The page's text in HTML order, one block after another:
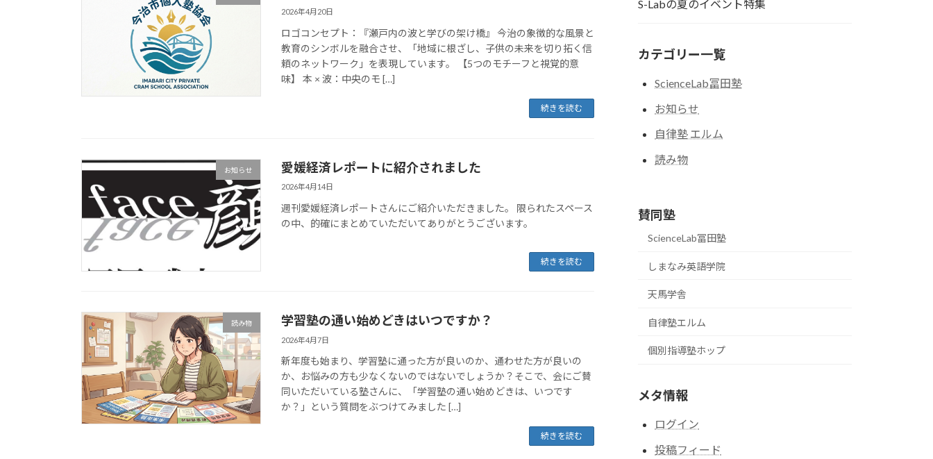
2026年4月20日
ロゴコンセプト：『瀬戸内の波と学びの架け橋』 今治の象徴的な風景と
教育のシンボルを融合させ、「地域に根ざし、子供の未来を切り拓く信
頼のネットワーク」を表現しています。 【5つのモチーフと視覚的意
味】 本 × 波：中央のモ […]
続きを読む
お知らせ 愛媛経済レポートに紹介されました
2026年4月14日
週刊愛媛経済レポートさんにご紹介いただきました。 限られたスペース
の中、的確にまとめていただいてありがとうございます。
続きを読む
読み物 学習塾の通い始めどきはいつですか？
2026年4月7日
新年度も始まり、学習塾に通った方が良いのか、通わせた方が良いの
か、お悩みの方も少なくないのではないでしょうか？そこで、会にご賛
同いただいている塾さんに、「学習塾の通い始めどきは、いつです
か？」という質問をぶつけてみました […]
続きを読む
S-Labの夏のイベント特集
カテゴリー一覧
ScienceLab冨田塾
お知らせ
自律塾 エルム
読み物
賛同塾
ScienceLab冨田塾
しまなみ英語学院
天馬学舎
自律塾エルム
個別指導塾ホップ
メタ情報
ログイン
投稿フィード